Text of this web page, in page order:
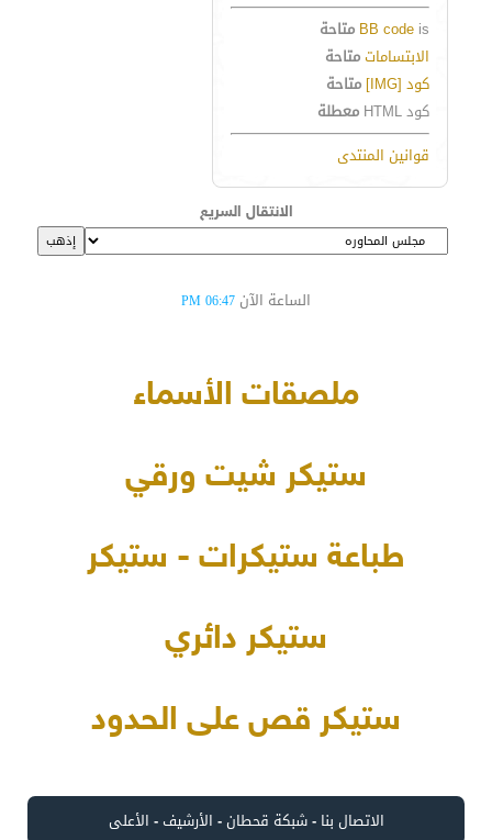
BB code is
متاحة
الابتساماتمتاحة
كود [IMG]
متاحة
كود HTML
معطلة
قوانين المنتدى
الانتقال السريع
الساعة الآن 06:47 PM
ملصقات الأسماء
ستيكر شيت ورقي
طباعة ستيكرات - ستيكر
ستيكر دائري
ستيكر قص على الحدود
الاتصال بنا -شبكة قحطان- الأرشيف- الأعلى